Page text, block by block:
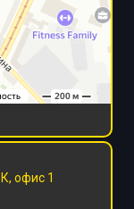
офис 1